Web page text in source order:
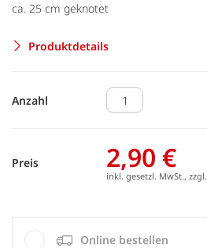
ca. 25 cm geknotet
Produktdetails
Anzahl
Preis 2,90 €
inkl. gesetzl. MwSt., zzgl.
Online bestellen